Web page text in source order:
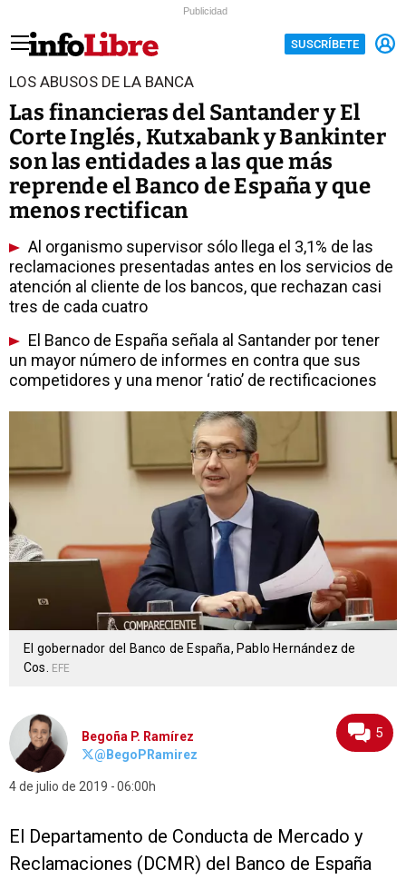
Publicidad
SUSCRÍBETE
LOS ABUSOS DE LA BANCA
Las financieras del Santander y El
Corte Inglés, Kutxabank y Bankinter
son las entidades a las que más
reprende el Banco de España y que
menos rectifican
Al organismo supervisor sólo llega el 3,1% de las
reclamaciones presentadas antes en los servicios de
atención al cliente de los bancos, que rechazan casi
tres de cada cuatro
El Banco de España señala al Santander por tener
un mayor número de informes en contra que sus
competidores y una menor ‘ratio’ de rectificaciones
El gobernador del Banco de España, Pablo Hernández de
Cos.
EFE
Begoña P. Ramírez
@BegoPRamirez
4 de julio de 2019 06:00h
5
El Departamento de Conducta de Mercado y
Reclamaciones (DCMR) del Banco de España